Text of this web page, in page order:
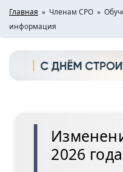
Главная » Членам СРО »
информация
2026 года